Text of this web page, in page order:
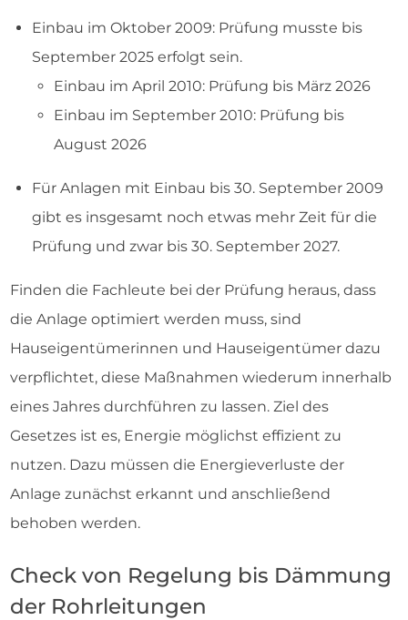
Einbau im Oktober 2009: Prüfung musste bis
September 2025 erfolgt sein.
Einbau im April 2010: Prüfung bis März 2026
Einbau im September 2010: Prüfung bis
August 2026
Für Anlagen mit Einbau bis 30. September 2009
gibt es insgesamt noch etwas mehr Zeit für die
Prüfung und zwar bis 30. September 2027.
Finden die Fachleute bei der Prüfung heraus, dass
die Anlage optimiert werden muss, sind
Hauseigentümerinnen und Hauseigentümer dazu
verpflichtet, diese Maßnahmen wiederum innerhalb
eines Jahres durchführen zu lassen. Ziel des
Gesetzes ist es, Energie möglichst effizient zu
nutzen. Dazu müssen die Energieverluste der
Anlage zunächst erkannt und anschließend
behoben werden.
Check von Regelung bis Dämmung
der Rohrleitungen